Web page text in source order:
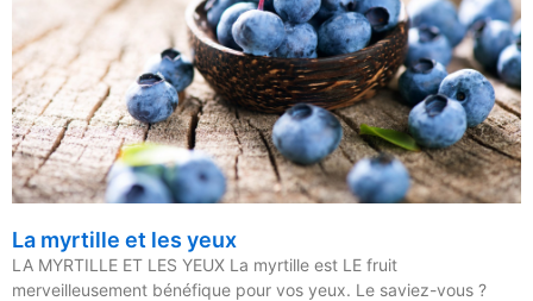
La myrtille et les yeux
LA MYRTILLE ET LES YEUX La myrtille est LE fruit
merveilleusement bénéfique pour vos yeux. Le saviez-vous ?